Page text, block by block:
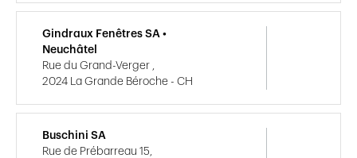
Gindraux Fenêtres SA •
Neuchâtel
Rue du Grand-Verger ,
2024 La Grande Béroche - CH
Buschini SA
Rue de Prébarreau 15,